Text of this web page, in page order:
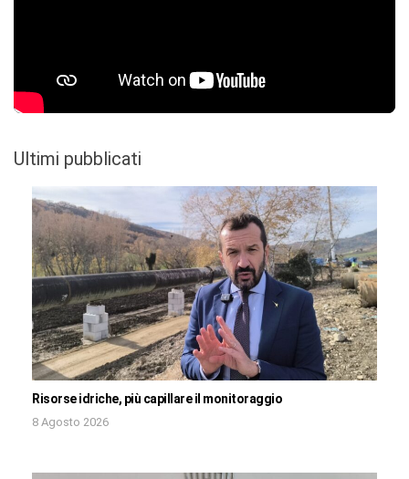
Ultimi pubblicati
Risorse idriche, più capillare il monitoraggio
8 Agosto 2026